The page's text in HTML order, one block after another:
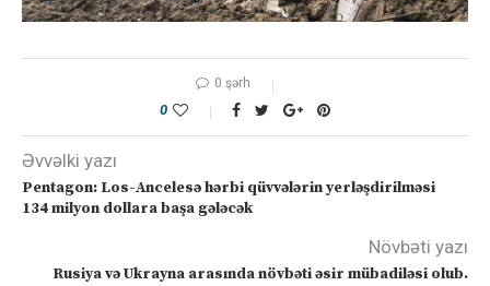
0 şərh
0
Əvvəlki yazı
Pentagon: Los-Ancelesə hərbi qüvvələrin yerləşdirilməsi
134 milyon dollara başa gələcək
Növbəti yazı
Rusiya və Ukrayna arasında növbəti əsir mübadiləsi olub.